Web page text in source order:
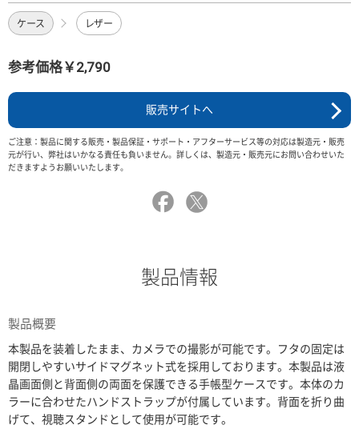
ケース レザー
参考価格￥2,790
販売サイトへ
ご注意：製品に関する販売・製品保証・サポート・アフターサービス等の対応は製造元・販売
元が行い、弊社はいかなる責任も負いません。詳しくは、製造元・販売元にお問い合わせいた
だきますようお願いいたします。
製品情報
製品概要
本製品を装着したまま、カメラでの撮影が可能です。フタの固定は
開閉しやすいサイドマグネット式を採用しております。本製品は液
晶画面側と背面側の両面を保護できる手帳型ケースです。本体のカ
ラーに合わせたハンドストラップが付属しています。背面を折り曲
げて、視聴スタンドとして使用が可能です。